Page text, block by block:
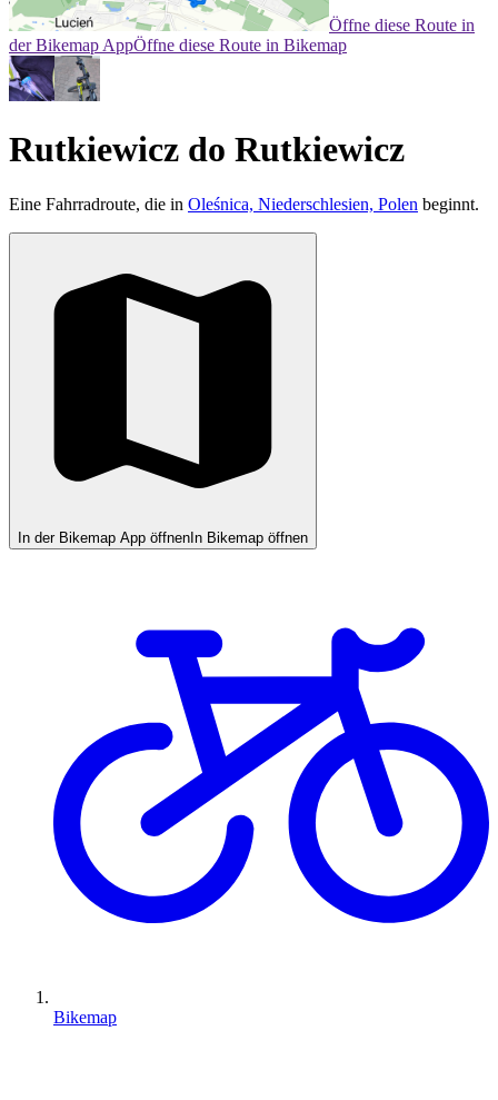
Öffne diese Route in
der Bikemap AppÖffne diese Route in Bikemap
Rutkiewicz do Rutkiewicz
Eine Fahrradroute, die in Oleśnica, Niederschlesien, Polen beginnt.
In der Bikemap App öffnen In Bikemap öffnen
Bikemap